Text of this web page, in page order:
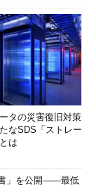
タの災害復旧対策
なSDS「ストレー
は
」を公開――最低